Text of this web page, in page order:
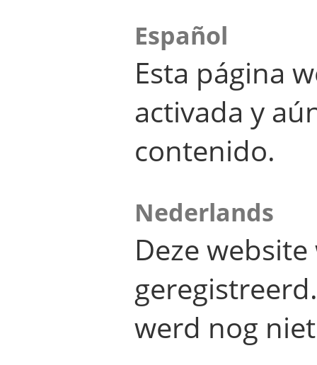
Español
Esta página
activada y
contenido.
Nederlands
Deze
werd nog